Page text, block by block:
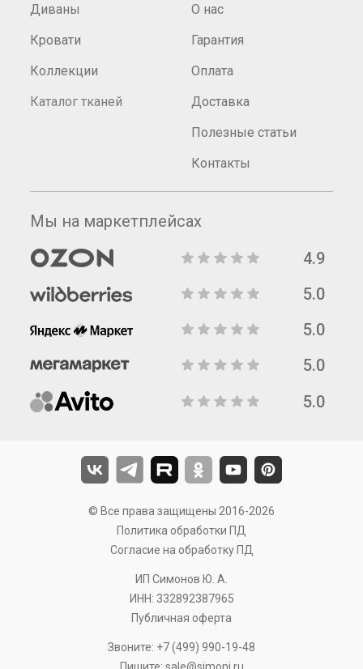
Диваны
Кровати
Коллекции
Каталог тканей
О нас
Гарантия
Оплата
Доставка
Полезные статьи
Контакты
Мы на маркетплейсах
4.9
5.0
5.0
5.0
5.0
© Все права защищены 2016-2026
Политика обработки ПД
Согласие на обработку ПД
ИП Симонов Ю. А.
ИНН: 332892387965
Публичная оферта
Звоните: +7 (499) 990-19-48